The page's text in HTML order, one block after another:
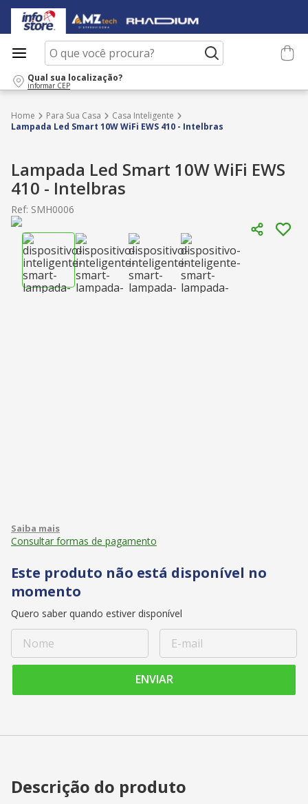
O que você procura?
Qual sua localização?
informar CEP
Para Sua Casa
Casa Inteligente
Lampada Led Smart 10W WiFi EWS 410 - Intelbras
Lampada Led Smart 10W WiFi EWS
410 - Intelbras
Ref: SMH0006
Consultar formas de pagamento
Este produto não está disponível no
momento
Quero saber quando estiver disponível
ENVIAR
Descrição do produto